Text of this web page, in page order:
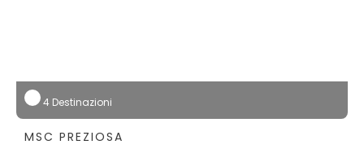
4 Destinazioni
MSC PREZIOSA